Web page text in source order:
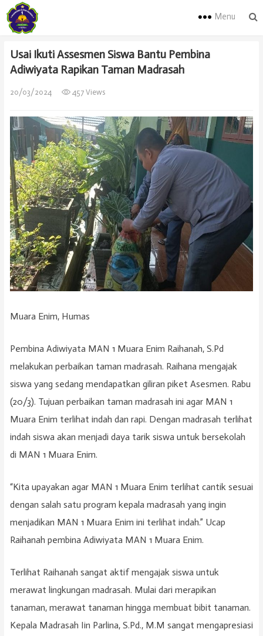
Menu
Usai Ikuti Assesmen Siswa Bantu Pembina
Adiwiyata Rapikan Taman Madrasah
20/03/2024 457 Views
Muara Enim, Humas
Pembina Adiwiyata MAN 1 Muara Enim Raihanah, S.Pd
melakukan perbaikan taman madrasah. Raihana mengajak
siswa yang sedang mendapatkan giliran piket Asesmen. Rabu
(20/3). Tujuan perbaikan taman madrasah ini agar MAN 1
Muara Enim terlihat indah dan rapi. Dengan madrasah terlihat
indah siswa akan menjadi daya tarik siswa untuk bersekolah
di MAN 1 Muara Enim.
“Kita upayakan agar MAN 1 Muara Enim terlihat cantik sesuai
dengan salah satu program kepala madrasah yang ingin
menjadikan MAN 1 Muara Enim ini terlihat indah.” Ucap
Raihanah pembina Adiwiyata MAN 1 Muara Enim.
Terlihat Raihanah sangat aktif mengajak siswa untuk
merawat lingkungan madrasah. Mulai dari merapikan
tanaman, merawat tanaman hingga membuat bibit tanaman.
Kepala Madrasah Iin Parlina, S.Pd., M.M sangat mengapresiasi